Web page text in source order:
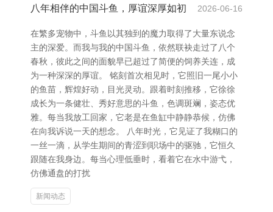
八年相伴的中国斗鱼，厚谊深厚如初 2026-06-16
在繁多宠物中，斗鱼以其独到的魔力取得了大量东说念
主的深爱。而我与我的中国斗鱼，依然联袂走过了八个
春秋，彼此之间的面貌早已超过了简便的饲养关连，成
为一种深深的厚谊。 铭刻首次相见时，它照旧一尾小小
的鱼苗，辉煌好动，目光灵动。跟着时刻推移，它徐徐
成长为一条健壮、秀好意思的斗鱼，色调斑斓，姿态优
雅。每当我放工回家，它老是在鱼缸中静静恭候，仿佛
在向我诉说一天的想念。 八年时光，它见证了我糊口的
一丝一滴，从学生期间的青涩到职场中的驱驰，它恒久
跟随在我身边。每当心理低垂时，看着它在水中游弋，
仿佛通盘的打扰
新闻动态